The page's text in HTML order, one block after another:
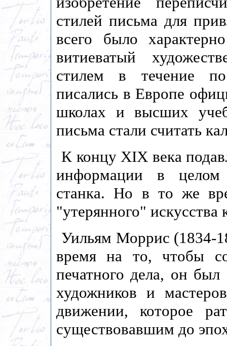
стилей письма для
всего было
витиеватый
стилем в течение
писались в Европе
школах и высших
письма стали считать
К концу XIX века
информации в целом
станка. Но в то же
"утерянного" искусства
Уильям Моррис (1834-
время на то, чтобы
печатного дела, он
художников и
движении, которое
существовавшим до